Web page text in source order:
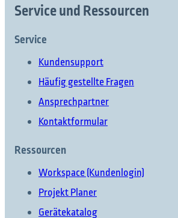
Service und Ressourcen
Service
Kundensupport
Häufig gestellte Fragen
Ansprechpartner
Kontaktformular
Ressourcen
Workspace (Kundenlogin)
Projekt Planer
Gerätekatalog